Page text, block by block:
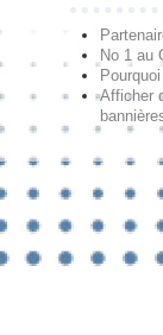
No 1 au
Afficher